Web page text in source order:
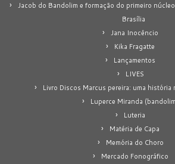
Jacob do Bandolim e formação do primeiro
Brasília
Jana Inocêncio
Kika Fragatte
Lançamentos
LIVES
Livro Discos Marcus pereira: uma história
Luperce Miranda
Luteria
Matéria de Capa
Memória do Choro
Mercado Fonográfico